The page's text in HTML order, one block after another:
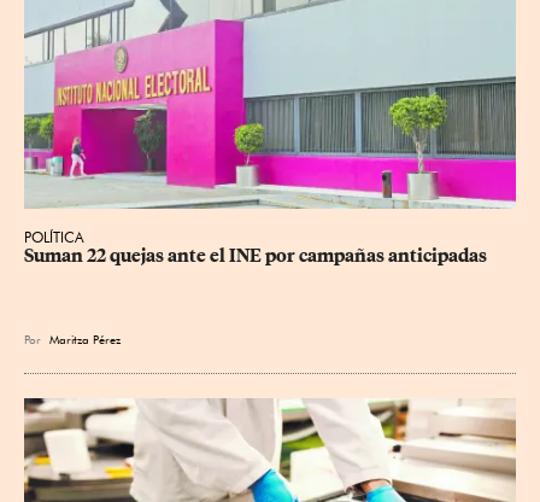
POLÍTICA
Suman 22 quejas ante el INE por campañas anticipadas
Por Maritza Pérez